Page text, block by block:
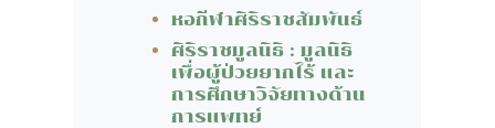
หอกีฬาศิริราชสัมพันธ์
ศิริราชมูลนิธิ : มูลนิธิ
เพื่อผู้ป่วยยากไร้ และ
การศึกษาวิจัยทางด้าน
การแพทย์